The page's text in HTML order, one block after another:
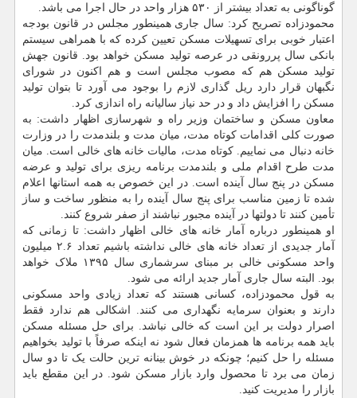
گوناگونی به تعداد بیشتر از ۵۳۰ هزار واحد در حال اجرا می باشد.
محمودزاده تصریح کرد: سال جاری همینطور مجلس در قانون بودجه
اعتبار خوبی برای تسهیلات مسکن تعیین کرده که با همراهی سیستم
بانکی سال پررونقی در عرصه تولید مسکن خواهد بود. قانون جهش
تولید مسکن هم که مصوب مجلس است و هم اکنون در شورای
نگبهان قرار دارد ریل گذاری لازم را بوجود می آورد تا بتوان تولید
مسکن را افزایش داد و در حد نیاز سالیانه راه اندازی کرد.
معاون مسکن و ساختمان وزیر راه و شهرسازی اظهار داشت: به
صورت کلی اقدامات کوتاه مدت، میان مدت و بلندمدت را در وزارت
خانه دنبال می نماییم. کوتاه مدت، مالیات خانه های خالی است. میان
مدت طرح اقدام ملی و بلندمدت برنامه ریزی برای تولید و عرضه
مسکن در پنج سال آینده است. در این خصوص به همه استانها اعلام
شده تا زمین مناسب برای پنج سال آینده را به منظور ساخت و ساز
تأمین کنند تا دولتها در آینده مجبور نباشند از صفر شروع کنند.
او همینطور درباره آمار خانه های خالی اظهار داشت: تا زمانی که
آمار جدیدی از تعداد خانه های خالی نداشته باشیم تعداد ۲.۶ میلیون
واحد مسکونی خالی بر مبنای سرشماری سال ۱۳۹۵ ملاک خواهد
بود. البته سال جاری آمار جدید ارائه می شود.
به قول محمودزاده، کسانی هستند که تعداد زیادی واحد مسکونی
دارند و بعنوان سرمایه نگهداری می کنند. اشکالی هم ندارد فقط
اصرار دولت بر این است که خالی نباشد. برای حل مسئله مسکن
باید همه برنامه ها همزمان فعال شود نه اینکه صرفاً با تولید بخواهیم
مسئله را حل کنیم؛ چونکه در خوش بینانه ترین حالت یک تا دو سال
زمان می برد تا محصول وارد بازار مسکن شود. در این مقطع باید
بازار را مدیریت کنید.